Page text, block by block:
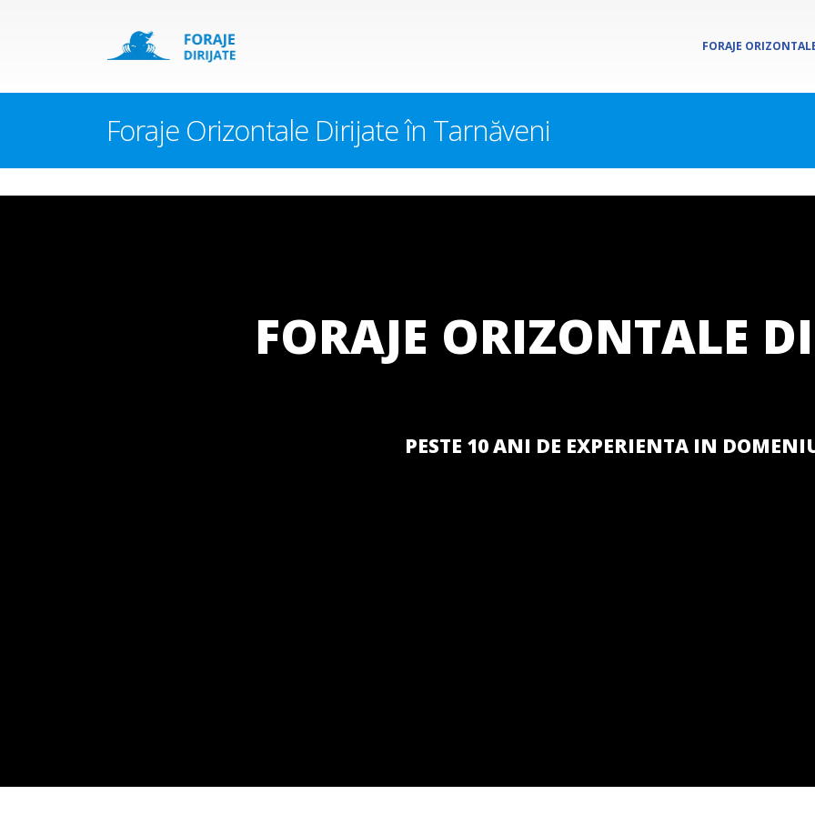
FORAJE
Foraje Orizontale Dirijate în Tarnăveni
FORAJE ORIZONTALE
PESTE 10 ANI DE EXPERIENTA IN